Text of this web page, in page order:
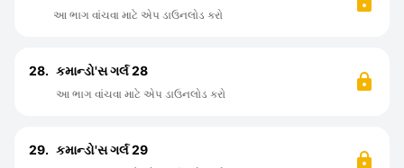
આ ભાગ વાંચવા માટે એપ ડાઉનલોડ કરો
28. કમાન્ડો'સ ગર્લ 28
આ ભાગ વાંચવા માટે એપ ડાઉનલોડ કરો
29. કમાન્ડો'સ ગર્લ 29